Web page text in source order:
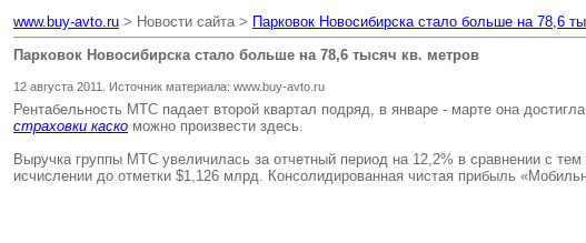
www.buy-avto.ru > Новости сайта > Парковок Новосибирска стало больше на 78,6
Парковок Новосибирска стало больше на 78,6 тысяч кв. метров
12 августа 2011. Источник материала: www.buy-avto.ru
Рентабельность МТС падает второй квартал подряд, в январе - марте она
страховки каско можно произвести здесь.
Выручка группы МТС увеличилась за отчетный период на 12,2% в сравнении с
исчислении до отметки $1,126 млрд. Консолидированная чистая прибыль